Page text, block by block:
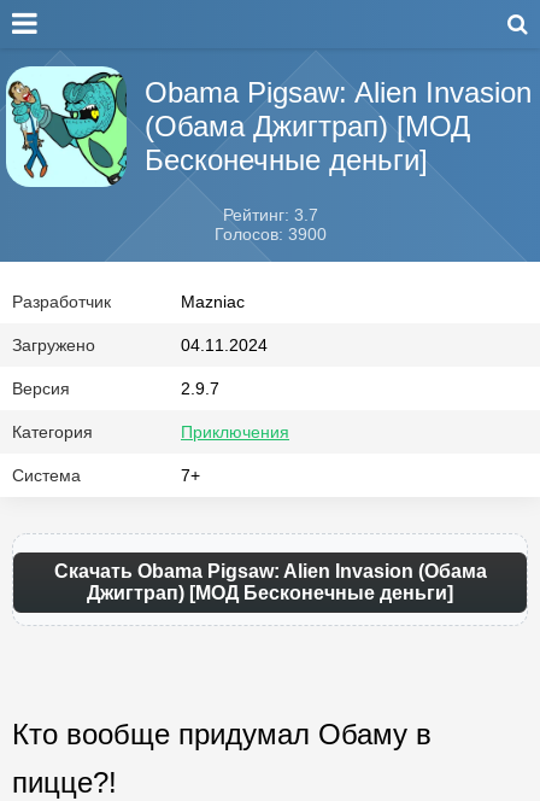
Obama Pigsaw: Alien Invasion
(Обама Джигтрап) [МОД
Бесконечные деньги]
Рейтинг: 3.7
Голосов: 3900
Разработчик Mazniac
Загружено 04.11.2024
Версия 2.9.7
Категория Приключения
Система 7+
Скачать Obama Pigsaw: Alien Invasion (Обама
Джигтрап) [МОД Бесконечные деньги]
Кто вообще придумал Обаму в
пицце?!